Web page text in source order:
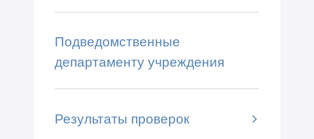
Подведомственные
департаменту учреждения
Результаты проверок